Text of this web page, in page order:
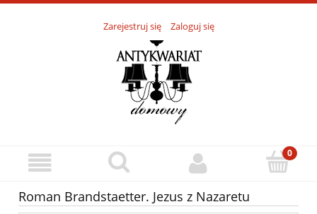
Zarejestruj się Zaloguj się
Roman Brandstaetter. Jezus z Nazaretu